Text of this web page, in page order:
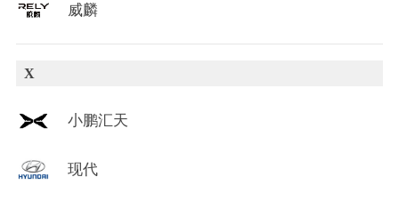
威麟
X
小鹏汇天
现代